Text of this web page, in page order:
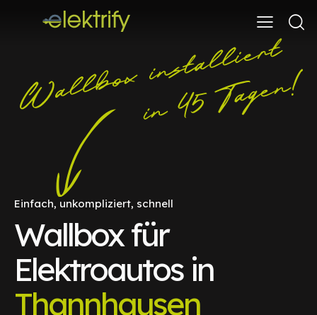
Einfach, unkompliziert, schnell
Wallbox für
Elektroautos in
Thannhausen